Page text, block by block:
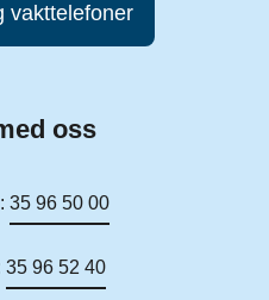
vakttelefoner
oss
35 96 50 00
35 96 52 40